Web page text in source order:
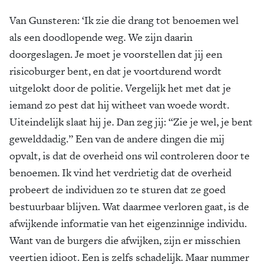
Van Gunsteren: ‘Ik zie die drang tot benoemen wel
als een doodlopende weg. We zijn daarin
doorgeslagen. Je moet je voorstellen dat jij een
risicoburger bent, en dat je voortdurend wordt
uitgelokt door de politie. Vergelijk het met dat je
iemand zo pest dat hij witheet van woede wordt.
Uiteindelijk slaat hij je. Dan zeg jij: “Zie je wel, je bent
gewelddadig.” Een van de andere dingen die mij
opvalt, is dat de overheid ons wil controleren door te
benoemen. Ik vind het verdrietig dat de overheid
probeert de individuen zo te sturen dat ze goed
bestuurbaar blijven. Wat daarmee verloren gaat, is de
afwijkende informatie van het eigenzinnige individu.
Want van de burgers die afwijken, zijn er misschien
veertien idioot. Een is zelfs schadelijk. Maar nummer